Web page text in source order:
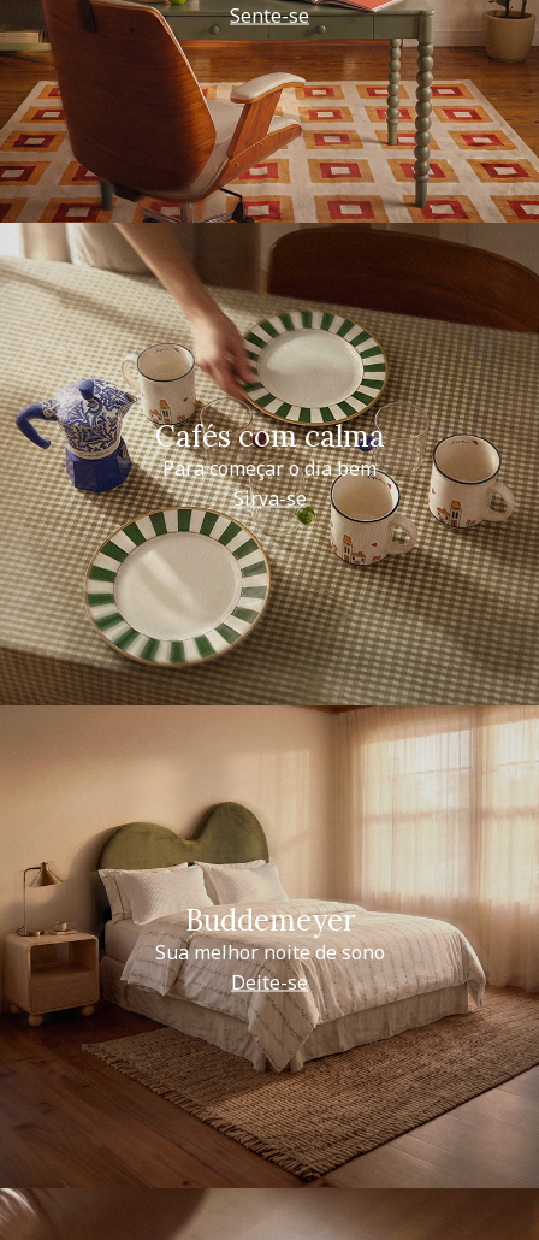
Sente-se
Cafés com calma
Para começar o dia bem
Sirva-se
Buddemeyer
Sua melhor noite de sono
Deite-se